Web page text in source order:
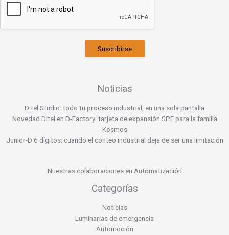
Suscribirse
Noticias
Ditel Studio: todo tu proceso industrial, en una sola pantalla
Novedad Ditel en D-Factory: tarjeta de expansión SPE para la familia
Kosmos
Junior-D 6 dígitos: cuando el conteo industrial deja de ser una limitación
Nuestras colaboraciones en Automatización
Categorías
Notícias
Luminarias de emergencia
Automoción